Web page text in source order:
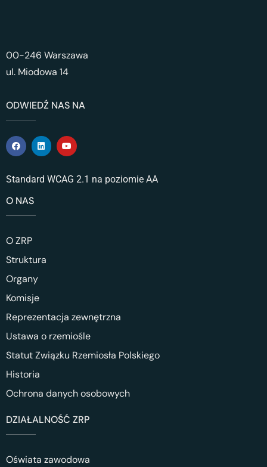
00-246 Warszawa
ul. Miodowa 14
ODWIEDŹ NAS NA
Standard WCAG 2.1 na poziomie AA
O NAS
O ZRP
Struktura
Organy
Komisje
Reprezentacja zewnętrzna
Ustawa o rzemiośle
Statut Związku Rzemiosła Polskiego
Historia
Ochrona danych osobowych
DZIAŁALNOŚĆ ZRP
Oświata zawodowa